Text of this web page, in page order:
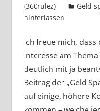
(360rulez)
Geld
hinterlassen
Ich freue mich, dass
Interesse am Thema
deutlich mit ja
Beitrag der „Geld
auf einige, höhere